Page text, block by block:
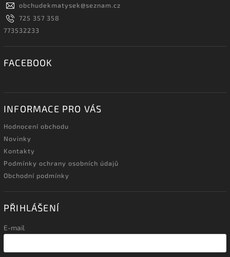
obchudekmatysek@seznam.cz
725 357 358
773532233
FACEBOOK
INFORMACE PRO VÁS
Hodnocení obchodu
Novinky
Kontakty
Podmínky ochrany osobních údajů
Obchodní podmínky
PŘIHLÁŠENÍ
E-mail